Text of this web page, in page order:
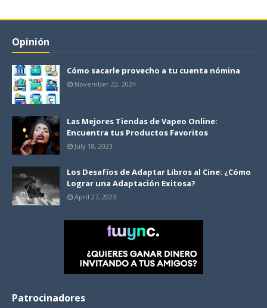
Opinión
Cómo sacarle provecho a tu cuenta nómina
November 22, 2024
Las Mejores Tiendas de Vapeo Online:
Encuentra tus Productos Favoritos
July 18, 2023
Los Desafíos de Adaptar Libros al Cine: ¿Cómo
Lograr una Adaptación Exitosa?
April 27, 2023
Patrocinadores